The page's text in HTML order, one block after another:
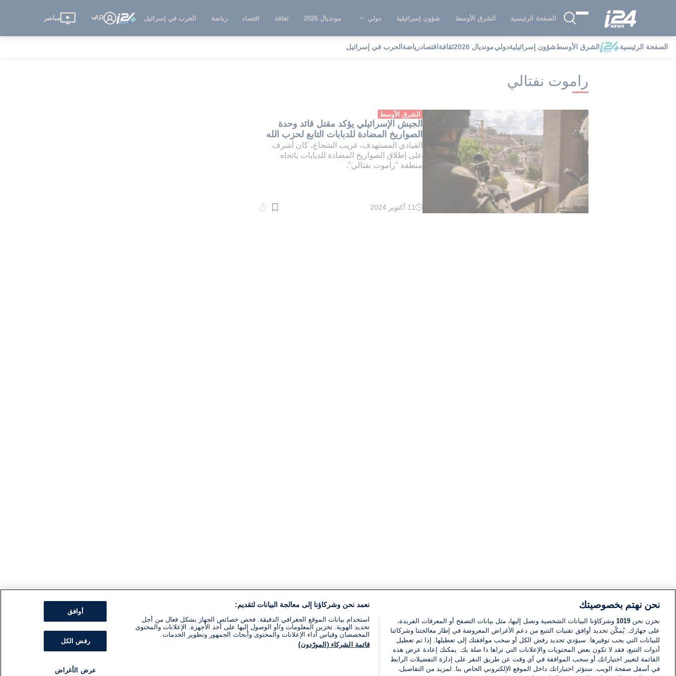
الصفحة الرئيسية الشرق الأوسط شؤون إسرائيلية دولي مونديال 2026 ثقافة اقتصاد رياضة الحرب في إسرائيل AR مباشر
الصفحة الرئيسية الشرق الأوسطشؤون إسرائيليةدوليمونديال 2026 ثقافة اقتصادرياضة الحرب في إسرائيل i24NEWS i24NEWS فهرس علامات راموت نفتالي
راموت نفتالي
الشرق الأوسط
الجيش الإسرائيلي يؤكد مقتل قائد وحدة
الصواريخ المضادة للدبابات التابع لحزب الله
القيادي المستهدف، غريب الشجاع، كان أشرف
على إطلاق الصواريخ المضادة للدبابات باتجاه
منطقة "راموت نفتالي".
وقت
11 أكتوبر 2024
نحن نهتم بخصوصيتك
نخزن نحن 1019 وشركاؤنا البيانات الشخصية ونصل إليها، مثل بيانات التصفح أو المعرفات الفريدة،
على جهازك. يُمكّن تحديد أوافق تقنيات التتبع من دعم الأغراض المعروضة في إطار معالجتنا وشركائنا
للبيانات التي يجب توفيرها. سيؤدي تحديد رفض الكل أو سحب موافقتك إلى تعطيلها. إذا تم تعطيل
أدوات التتبع، فقد لا تكون بعض المحتويات والإعلانات التي تراها ذا صلة بك. يمكنك إعادة عرض هذه
القائمة لتغيير اختياراتك أو سحب الموافقة في أي وقت عن طريق النقر على إدارة التفضيلات الرابط
في أسفل صفحة الويب. ستؤثر اختياراتك داخل الموقع الإلكتروني الخاص بنا. لمزيد من التفاصيل،
نعمد نحن وشركاؤنا إلى معالجة البيانات لتقديم:
استخدام بيانات الموقع الجغرافي الدقيقة. فحص خصائص الجهاز بشكل فعال من أجل
تحديد الهوية. تخزين المعلومات و/أو الوصول إليها على أحد الأجهزة. الإعلانات والمحتوى
المخصصان وقياس أداء الإعلانات والمحتوى وأبحاث الجمهور وتطوير الخدمات.
قائمة الشركاء (المورّدون)
أوافق
رفض الكل
عرض الأغراض